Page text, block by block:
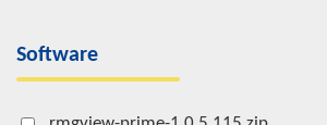
Software